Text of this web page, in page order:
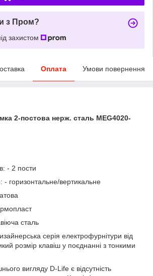
з Пром?
захистом
Оплата Умови повернення
2-постова нерж. сталь MEG4020-
- 2 пости
- горизонтальне/вертикальне
сталь
серія електрофурнітури від
розмір клавіш у поєднанні з тонкими
вигляду D-Life є відсутність